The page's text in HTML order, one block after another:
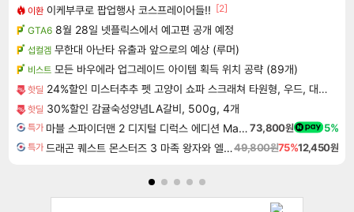
이환 이케부쿠로 팝업행사 코스프레이어들!! [2]
GTA6 8월 28일 넷플릭스에서 예고편 공개 예정
섭컬겜 무한대 아난타 유출과 앞으로의 예상 (루머)
비스트 모든 바우에라 업그레이드 아이템 획득 위치 공략 (89개)
핫딜 24%할인 미스터추추 펫 고양이 쇼파 스크래쳐 타원형, 우드, 대형, 1개
핫딜 30%할인 감귤숙성양념LA갈비, 500g, 4개
특가 마블 스파이더맨 2 디지털 디럭스 에디션 Marvel's Spider-Man 2 Digital Deluxe Edition 73,800원 5%
특가 드래곤 퀘스트 몬스터즈 3 마족 왕자와 엘프의 여행 Dragon Quest Monsters The Dark Prince49,800원75%12,450원